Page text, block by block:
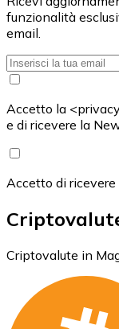
funzionalità
email.
Accetto la
e di ricevere la
Accetto di
Criptovalute in